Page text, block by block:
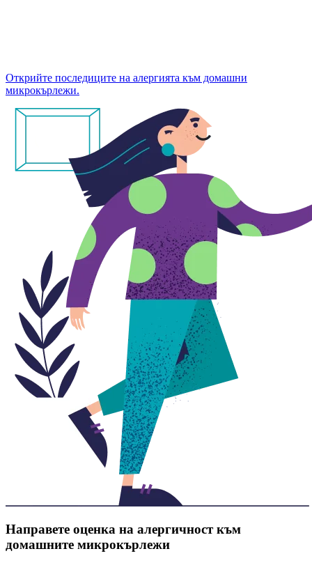
Открийте последиците на алергията към домашни
микрокърлежи.
Направете оценка на алергичност към
домашните микрокърлежи